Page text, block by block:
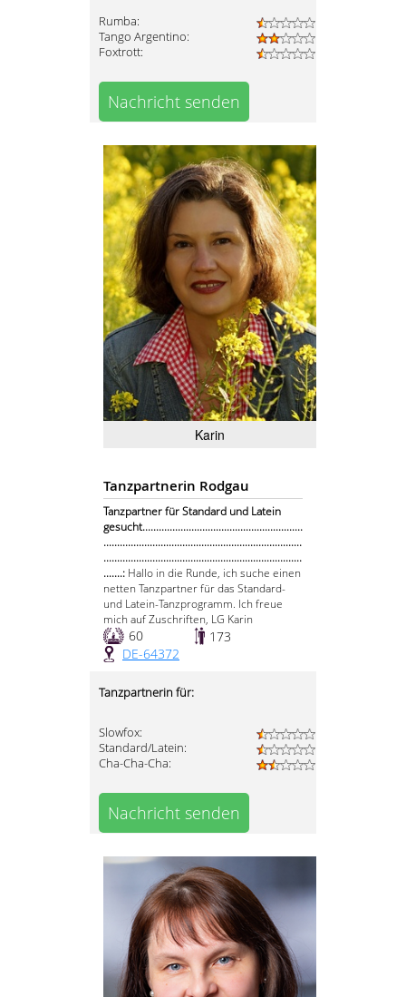
Rumba:
Tango Argentino:
Foxtrott:
Nachricht senden
Karin
Tanzpartnerin Rodgau
Tanzpartner für Standard und Latein
gesucht...........................................................
.........................................................................
.........................................................................
.......: Hallo in die Runde, ich suche einen
netten Tanzpartner für das Standard-
und Latein-Tanzprogramm. Ich freue
mich auf Zuschriften, LG Karin
60
173
DE-64372
Tanzpartnerin für:
Slowfox:
Standard/Latein:
Cha-Cha-Cha:
Nachricht senden